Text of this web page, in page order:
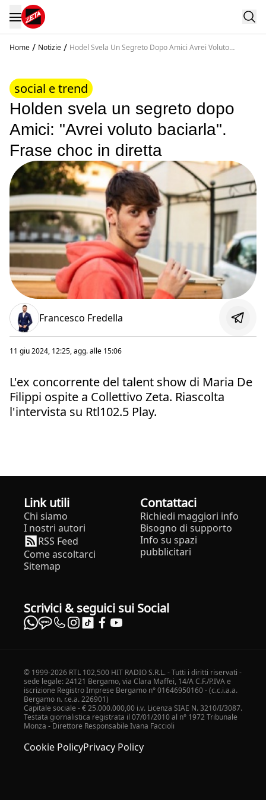
Home / Notizie / Hodel Svela Un Segreto Dopo Amici Avrei Voluto
social e trend
Holden svela un segreto dopo
Amici: "Avrei voluto baciarla".
Frase choc in diretta
Francesco Fredella
11 giu 2024, 12:25, agg. alle 15:06
L'ex concorrente del talent show di Maria De
Filippi ospite a Collettivo Zeta. Riascolta
l'intervista su Rtl102.5 Play.
Link utili
Chi siamo
I nostri autori
RSS Feed
Come ascoltarci
Sitemap
Contattaci
Richiedi maggiori info
Bisogno di supporto
Info su spazi
pubblicitari
Scrivici & seguici sui Social
© 1999-2026 RTL 102,500 HIT RADIO S.R.L. - Tutti i diritti riservati -
sede legale: 24121 Bergamo, via Clara Maffei, 14/A C.F./P.IVA e
iscrizione Registro Imprese Bergamo n° 01646950160 - (c.c.i.a.a.
Bergamo n. r.e.a. 226901)
Capitale sociale - € 25.000.000,00 i.v. Licenza SIAE N. 3210/I/3087.
Testata giornalistica registrata il 07/01/2010 al n° 1972 Tribunale
Monza - Direttore Responsabile Ivana Faccioli
Cookie PolicyPrivacy Policy